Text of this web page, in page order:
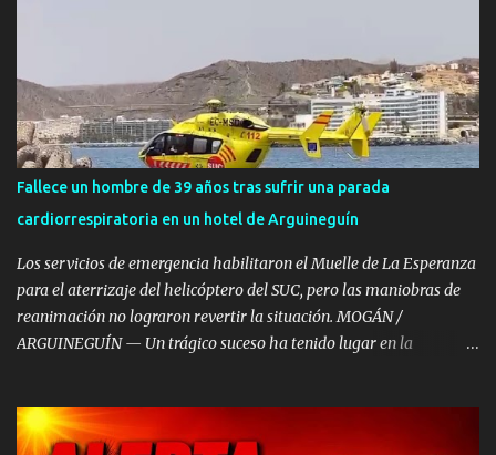
al salirse de la calzada e impactar violentamente contra la
mediana. El trágico siniestro se registró a las 16:27 horas ,
momento en el que el Centro Coordinador de Emergencias y
Seguridad (CECOES) 112 del Gobierno de Canarias comenzó a
recibir llamadas de alerta informando sobre la colisión de un
turismo en la citada vía rápida. Excarcelación por parte de los
Bomberos Hasta el lugar del accidente se desplazaron con
celeridad efectivos del Consorcio de Emergencias de Gran
Canaria...
Fallece un hombre de 39 años tras sufrir una parada
cardiorrespiratoria en un hotel de Arguineguín
Los servicios de emergencia habilitaron el Muelle de La Esperanza
para el aterrizaje del helicóptero del SUC, pero las maniobras de
reanimación no lograron revertir la situación. MOGÁN /
ARGUINEGUÍN — Un trágico suceso ha tenido lugar en la
sufrir una parada cardiorrespiratoria en el Hotel Dorado Beach. A
pesar de la rápida intervención y del amplio despliegue de